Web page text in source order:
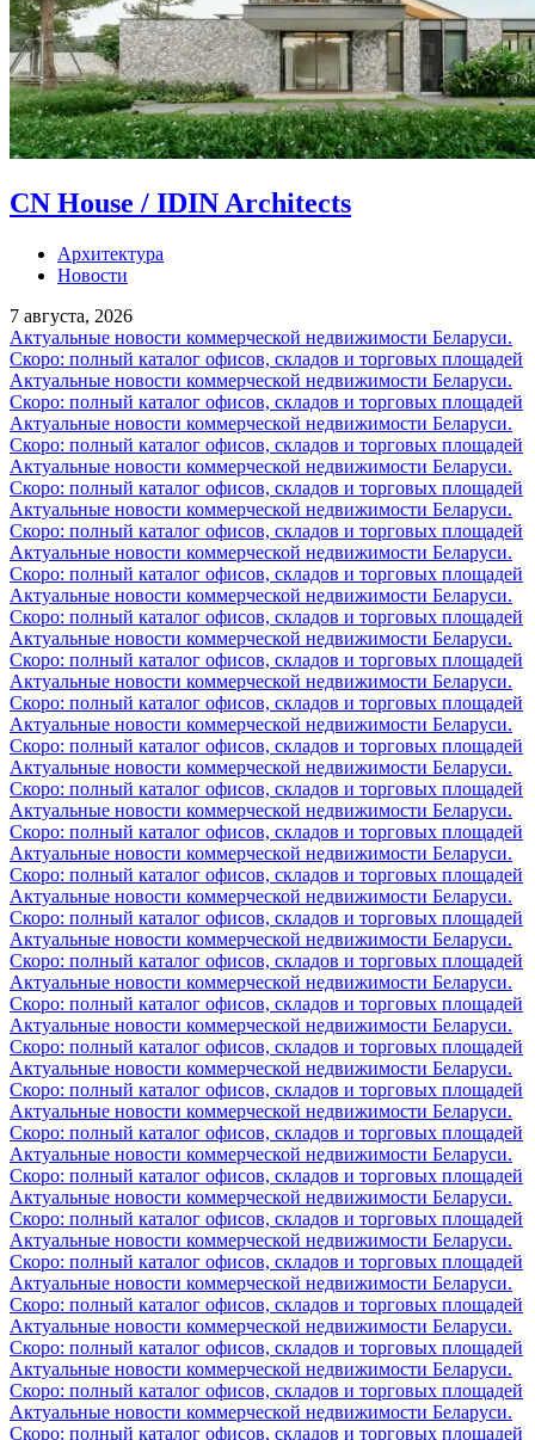
CN House / IDIN Architects
Архитектура
Новости
7 августа, 2026
Актуальные новости коммерческой недвижимости Беларуси.
Скоро: полный каталог офисов, складов и торговых площадей
Актуальные новости коммерческой недвижимости Беларуси.
Скоро: полный каталог офисов, складов и торговых площадей
Актуальные новости коммерческой недвижимости Беларуси.
Скоро: полный каталог офисов, складов и торговых площадей
Актуальные новости коммерческой недвижимости Беларуси.
Скоро: полный каталог офисов, складов и торговых площадей
Актуальные новости коммерческой недвижимости Беларуси.
Скоро: полный каталог офисов, складов и торговых площадей
Актуальные новости коммерческой недвижимости Беларуси.
Скоро: полный каталог офисов, складов и торговых площадей
Актуальные новости коммерческой недвижимости Беларуси.
Скоро: полный каталог офисов, складов и торговых площадей
Актуальные новости коммерческой недвижимости Беларуси.
Скоро: полный каталог офисов, складов и торговых площадей
Актуальные новости коммерческой недвижимости Беларуси.
Скоро: полный каталог офисов, складов и торговых площадей
Актуальные новости коммерческой недвижимости Беларуси.
Скоро: полный каталог офисов, складов и торговых площадей
Актуальные новости коммерческой недвижимости Беларуси.
Скоро: полный каталог офисов, складов и торговых площадей
Актуальные новости коммерческой недвижимости Беларуси.
Скоро: полный каталог офисов, складов и торговых площадей
Актуальные новости коммерческой недвижимости Беларуси.
Скоро: полный каталог офисов, складов и торговых площадей
Актуальные новости коммерческой недвижимости Беларуси.
Скоро: полный каталог офисов, складов и торговых площадей
Актуальные новости коммерческой недвижимости Беларуси.
Скоро: полный каталог офисов, складов и торговых площадей
Актуальные новости коммерческой недвижимости Беларуси.
Скоро: полный каталог офисов, складов и торговых площадей
Актуальные новости коммерческой недвижимости Беларуси.
Скоро: полный каталог офисов, складов и торговых площадей
Актуальные новости коммерческой недвижимости Беларуси.
Скоро: полный каталог офисов, складов и торговых площадей
Актуальные новости коммерческой недвижимости Беларуси.
Скоро: полный каталог офисов, складов и торговых площадей
Актуальные новости коммерческой недвижимости Беларуси.
Скоро: полный каталог офисов, складов и торговых площадей
Актуальные новости коммерческой недвижимости Беларуси.
Скоро: полный каталог офисов, складов и торговых площадей
Актуальные новости коммерческой недвижимости Беларуси.
Скоро: полный каталог офисов, складов и торговых площадей
Актуальные новости коммерческой недвижимости Беларуси.
Скоро: полный каталог офисов, складов и торговых площадей
Актуальные новости коммерческой недвижимости Беларуси.
Скоро: полный каталог офисов, складов и торговых площадей
Актуальные новости коммерческой недвижимости Беларуси.
Скоро: полный каталог офисов, складов и торговых площадей
Актуальные новости коммерческой недвижимости Беларуси.
Скоро: полный каталог офисов, складов и торговых площадей